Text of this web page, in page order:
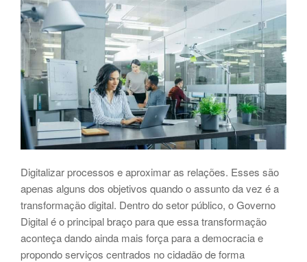
Digitalizar processos e aproximar as relações. Esses são
apenas alguns dos objetivos quando o assunto da vez é a
transformação digital. Dentro do setor público, o Governo
Digital é o principal braço para que essa transformação
aconteça dando ainda mais força para a democracia e
propondo serviços centrados no cidadão de forma